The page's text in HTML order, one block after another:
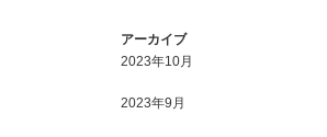
アーカイブ
2023年10月
2023年9月